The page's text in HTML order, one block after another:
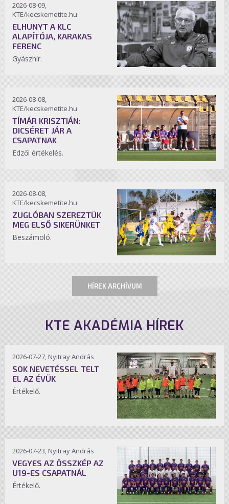
2026-08-09,
KTE/kecskemetite.hu
ELHUNYT A KLC
ALAPÍTÓJA, KARAKAS
FERENC
Gyászhír.
2026-08-08,
KTE/kecskemetite.hu
TÍMÁR KRISZTIÁN:
DICSÉRET JÁR A
CSAPATNAK
Edzői értékelés.
2026-08-08,
KTE/kecskemetite.hu
ZUGLÓBAN SZEREZTÜK
MEG ELSŐ SIKERÜNKET
Beszámoló.
HÍREK ARCHÍVUM
KTE AKADÉMIA HÍREK
2026-07-27, Nyitray András
SOK NEVETÉSSEL TELT
EL AZ ÉVÜK
Értékelő.
2026-07-23, Nyitray András
VEGYES AZ ÖSSZKÉP AZ
U19-ES CSAPATNÁL
Értékelő.